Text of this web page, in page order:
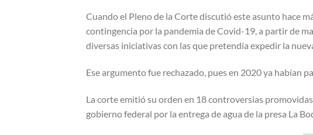
Cuando el Pleno de la Corte discutió este asunto hace
contingencia por la pandemia de Covid-19, a partir de
diversas iniciativas con las que pretendía expedir la
Ese argumento fue rechazado, pues en 2020 ya habían
La corte emitió su orden en 18 controversias
gobierno federal por la entrega de agua de la presa La